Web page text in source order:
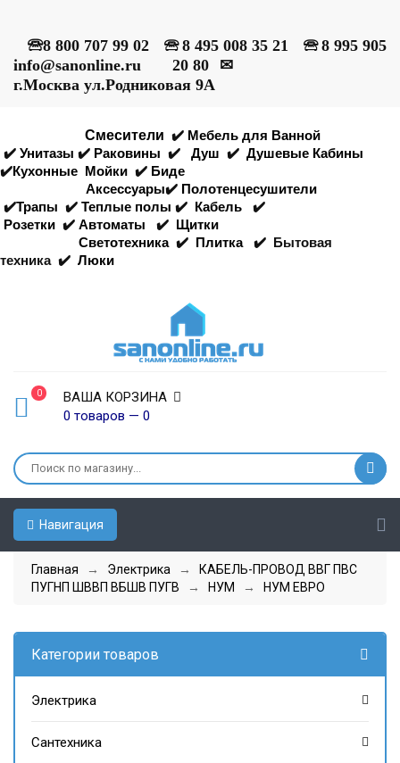
🕾8 800 707 99 02 🕾 8 495 008 35 21 🕾 8 995 905
20 80
✉
info@sanonline.ru
г.Москва ул.Родниковая 9А
Смесители ✔️ Мебель для Ванной
✔️ Унитазы ✔️ Раковины ✔️ Душ ✔️ Душевые Кабины
✔️Кухонные Мойки ✔️ Биде
Аксессуары✔️ Полотенцесушители
✔️Трапы ✔️ Теплые полы ✔️ Кабель
✔️
Розетки ✔️ Автоматы ✔️ Щитки
Светотехника ✔️ Плитка ✔️ Бытовая
техника ✔️ Люки
0
ВАША КОРЗИНА
0 товаров — 0
Навигация
Главная → Электрика →
КАБЕЛЬ-ПРОВОД ВВГ ПВС
ПУГНП ШВВП ВБШВ ПУГВ
→ НУМ → НУМ ЕВРО
Категории товаров
Электрика
Сантехника